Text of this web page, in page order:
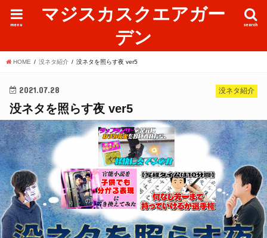
マジスカスクエアガー
デン
search
menu
HOME 没ネタ紹介 没ネタを照らす夜 ver5
没ネタ紹介
2021.07.28
没ネタを照らす夜 ver5